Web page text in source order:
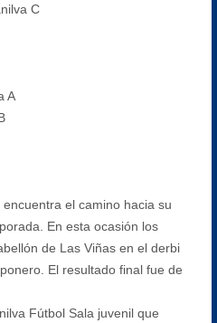
C
A
el camino hacia su
En esta ocasión los
de Las Viñas en el derbi
El resultado final fue de
Fútbol Sala juvenil que